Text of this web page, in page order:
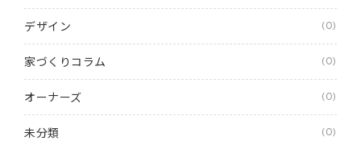
デザイン (0)
家づくりコラム (0)
オーナーズ (0)
未分類 (0)